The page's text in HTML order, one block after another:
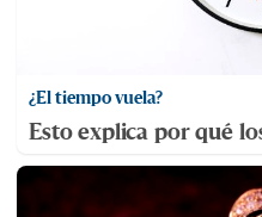
¿El tiempo vuela?
Esto explica por qué